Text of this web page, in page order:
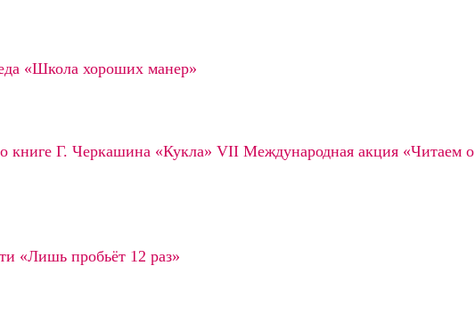
«Школа хороших манер»
книге Г. Черкашина «Кукла» VII Международная акция «Читаем о
«Лишь пробьёт 12 раз»